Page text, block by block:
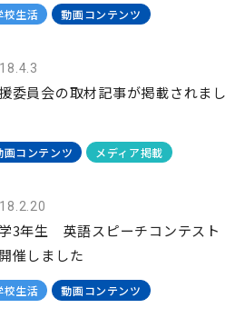
校生活 動画コンテンツ
委員会の取材記事が掲載されまし
画コンテンツ メディア掲載
3年生 英語スピーチコンテスト
催しました
校生活 動画コンテンツ